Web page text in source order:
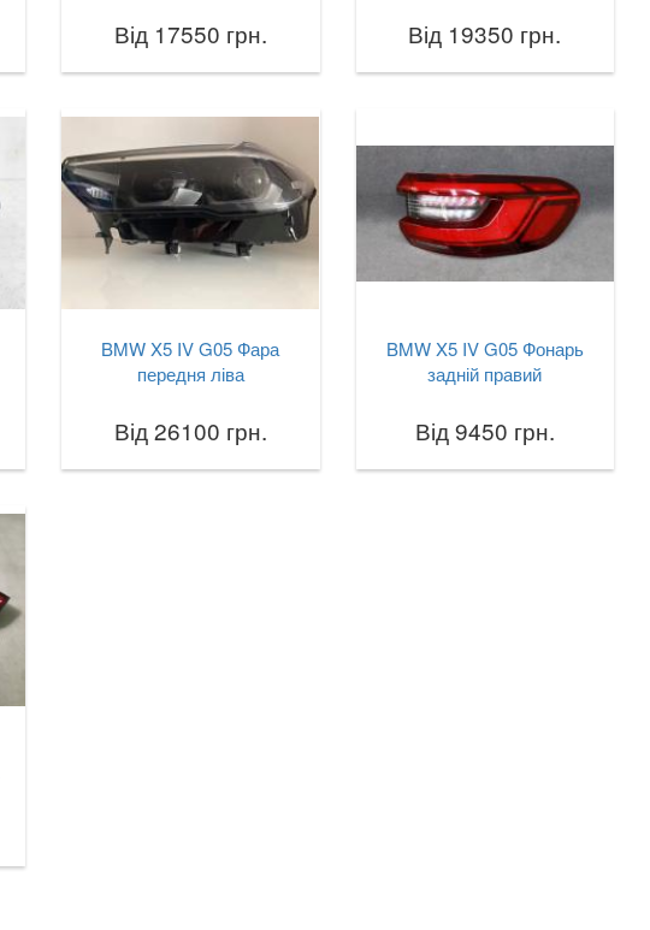
Від 17550 грн. Від 19350 грн.
BMW X5 IV G05 Фара
передня ліва
Від 26100 грн.
BMW X5 IV G05 Фонарь
задній правий
Від 9450 грн.